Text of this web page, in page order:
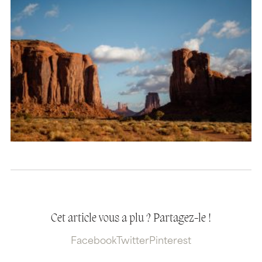
Cet article vous a plu ? Partagez-le !
Facebook TwitterPinterest